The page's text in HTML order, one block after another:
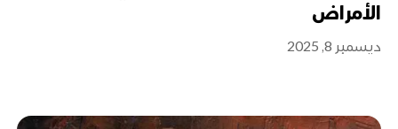
الأمراض
ديسمبر 8, 2025